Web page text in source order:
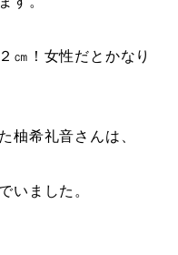
㎝！女性だとかなり
柚希礼音さんは、
いました。